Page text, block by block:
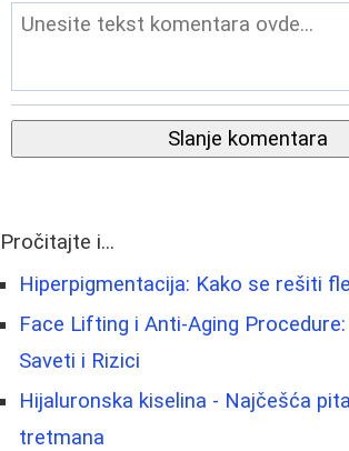
Slanje komentara
Pročitajte i...
Hiperpigmentacija: Kako se rešiti
Face Lifting i Anti-Aging
Saveti i Rizici
Hijaluronska kiselina - Najčešća
tretmana